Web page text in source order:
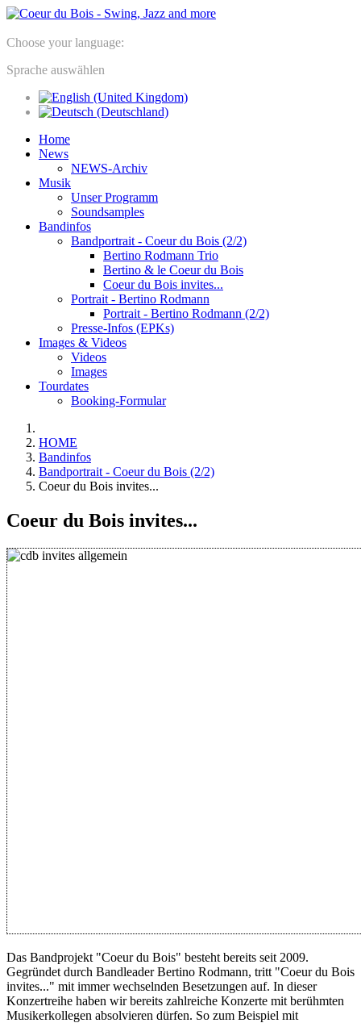
Choose your language:
Sprache auswählen
Home
News
NEWS-Archiv
Musik
Unser Programm
Soundsamples
Bandinfos
Bandportrait - Coeur du Bois (2/2)
Bertino Rodmann Trio
Bertino & le Coeur du Bois
Coeur du Bois invites...
Portrait - Bertino Rodmann
Portrait - Bertino Rodmann (2/2)
Presse-Infos (EPKs)
Images & Videos
Videos
Images
Tourdates
Booking-Formular
HOME
Bandinfos
Bandportrait - Coeur du Bois (2/2)
Coeur du Bois invites...
Coeur du Bois invites...
Das Bandprojekt "Coeur du Bois" besteht bereits seit 2009.
Gegründet durch Bandleader Bertino Rodmann, tritt "Coeur du Bois
invites..." mit immer wechselnden Besetzungen auf. In dieser
Konzertreihe haben wir bereits zahlreiche Konzerte mit berühmten
Musikerkollegen absolvieren dürfen. So zum Beispiel mit